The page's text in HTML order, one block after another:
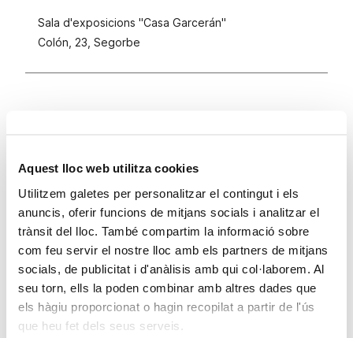
Aquest lloc web utilitza cookies
Utilitzem galetes per personalitzar el contingut i els
anuncis, oferir funcions de mitjans socials i analitzar el
trànsit del lloc. També compartim la informació sobre
com feu servir el nostre lloc amb els partners de mitjans
socials, de publicitat i d'anàlisis amb qui col·laborem. Al
seu torn, ells la poden combinar amb altres dades que
els hàgiu proporcionat o hagin recopilat a partir de l'ús
que heu fet dels seus serveis.
Sala d'exposicions "Casa Garcerán"
Colón, 23, Segorbe
(en l’aigua)
, una nova proposta cultural que podrà
La mostra arreplega una selecció de 27 pintures i
dibuixos de l’artista Meluca Redón, que tenen com a
tema central l’aigua.
Peix (en l’aigua)
unix en un mateix espai art i literatura,
amb fragments de textos de qualsevol tipus (poètics,
en prosa, clàssics i contemporanis) que acompanyen a